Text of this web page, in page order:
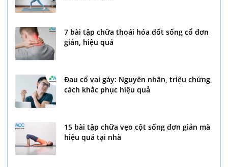
7 bài tập chữa thoái hóa đốt sống cổ đơn
giản, hiệu quả
Đau cổ vai gáy: Nguyên nhân, triệu chứng,
cách khắc phục hiệu quả
15 bài tập chữa vẹo cột sống đơn giản mà
hiệu quả tại nhà